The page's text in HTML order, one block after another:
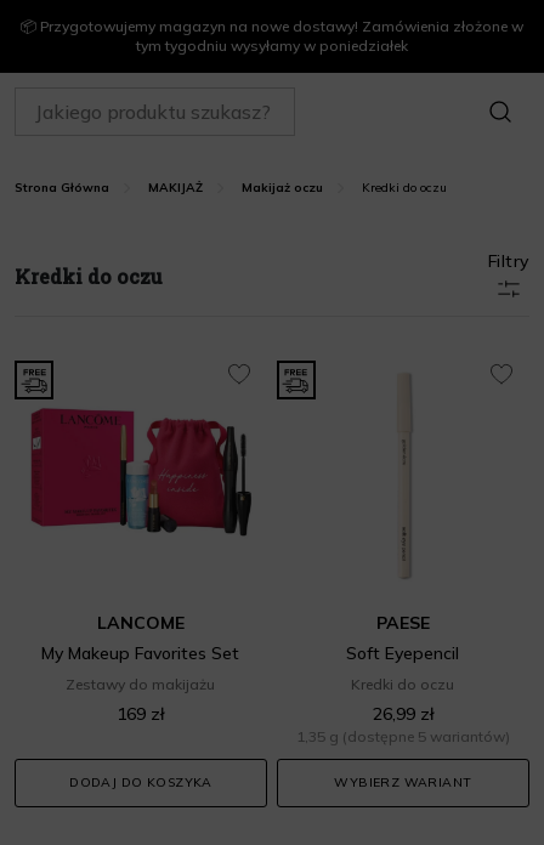
📦 Przygotowujemy magazyn na nowe dostawy! Zamówienia złożone w
tym tygodniu wysyłamy w poniedziałek
SZUKAJ
Strona Główna MAKIJAŻ Makijaż oczu Kredki do oczu
Kredki do oczu
Filtry
LANCOME
My Makeup Favorites Set
Zestawy do makijażu
169 zł
DODAJ DO KOSZYKA
PAESE
Soft Eyepencil
Kredki do oczu
26,99 zł
1,35 g (dostępne 5 wariantów)
WYBIERZ WARIANT